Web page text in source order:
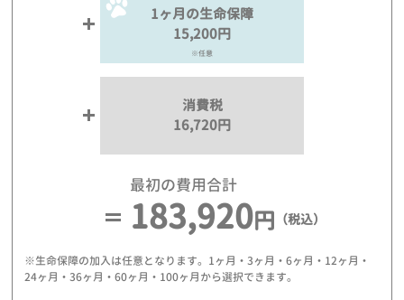
1ヶ月の生命保障
15,200円
※任意
消費税
16,720円
最初の費用合計
183,920円 （税込）
※生命保障の加入は任意となります。1ヶ月・3ヶ月・6ヶ月・12ヶ月・
24ヶ月・36ヶ月・60ヶ月・100ヶ月から選択できます。